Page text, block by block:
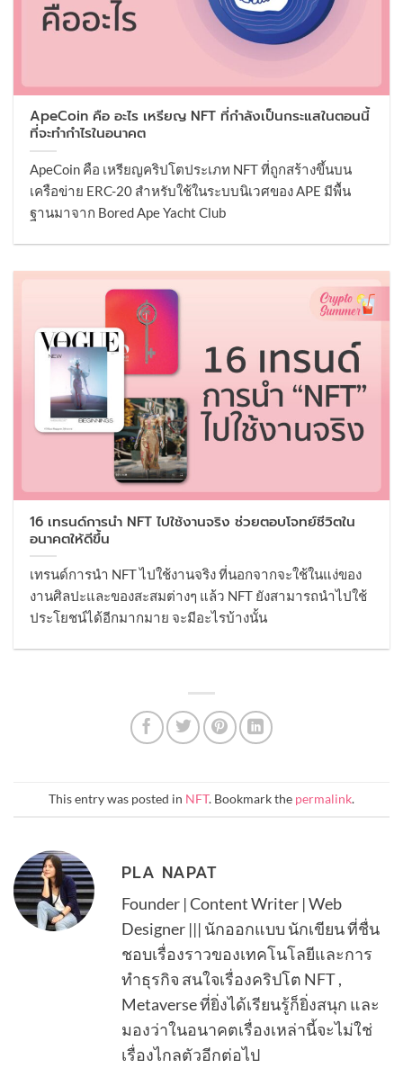
ApeCoin คือ อะไร เหรียญ NFT ที่กำลังเป็นกระแสในตอนนี้
ที่จะทำกำไรในอนาคต
ApeCoin คือ เหรียญคริปโตประเภท NFT ที่ถูกสร้างขึ้นบน
เครือข่าย ERC-20 สำหรับใช้ในระบบนิเวศของ APE มีพื้น
ฐานมาจาก Bored Ape Yacht Club
16 เทรนด์การนำ NFT ไปใช้งานจริง ช่วยตอบโจทย์ชีวิตใน
อนาคตให้ดีขึ้น
เทรนด์การนำ NFT ไปใช้งานจริง ที่นอกจากจะใช้ในแง่ของ
งานศิลปะและของสะสมต่างๆ แล้ว NFT ยังสามารถนำไปใช้
ประโยชน์ได้อีกมากมาย จะมีอะไรบ้างนั้น
This entry was posted in NFT. Bookmark the permalink.
PLA NAPAT
Founder | Content Writer | Web
Designer ||| นักออกแบบ นักเขียน ที่ชื่น
ชอบเรื่องราวของเทคโนโลยีและการ
ทำธุรกิจ สนใจเรื่องคริปโต NFT ,
Metaverse ที่ยิ่งได้เรียนรู้ก็ยิ่งสนุก และ
มองว่าในอนาคตเรื่องเหล่านี้จะไม่ใช่
เรื่องไกลตัวอีกต่อไป